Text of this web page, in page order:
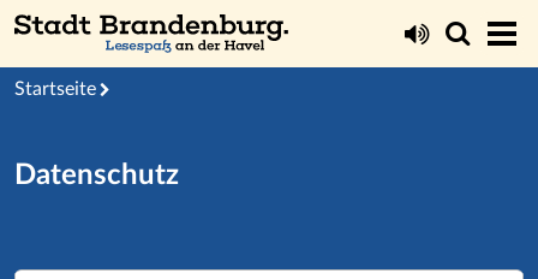
Startseite
Datenschutz